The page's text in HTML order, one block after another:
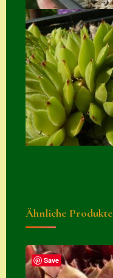
Ähnliche Produkte
Save